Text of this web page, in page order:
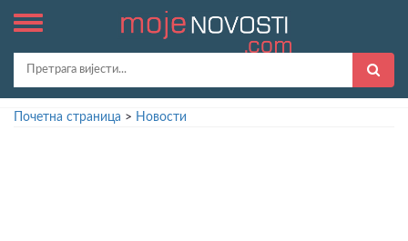
Почетна страница > Новости